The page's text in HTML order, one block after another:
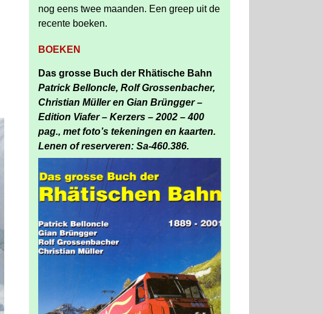
nog eens twee maanden. Een greep uit de
recente boeken.
BOEKEN
Das grosse Buch der Rhätische Bahn
Patrick Belloncle, Rolf Grossenbacher,
Christian Müller en Gian Brüngger –
Edition Viafer – Kerzers – 2002 – 400
pag., met foto’s tekeningen en kaarten.
Lenen of reserveren: Sa-460.386.